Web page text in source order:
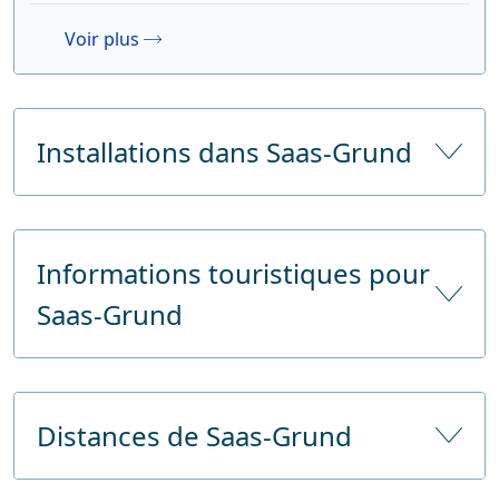
Voir plus
Installations dans Saas-Grund
Nombre de lits d'hôtel
Nombre de lits touristiques
Informations touristiques pour
Saas-Grund
E-mail info@saas-grund.ch
Téléphone
Distances de Saas-Grund